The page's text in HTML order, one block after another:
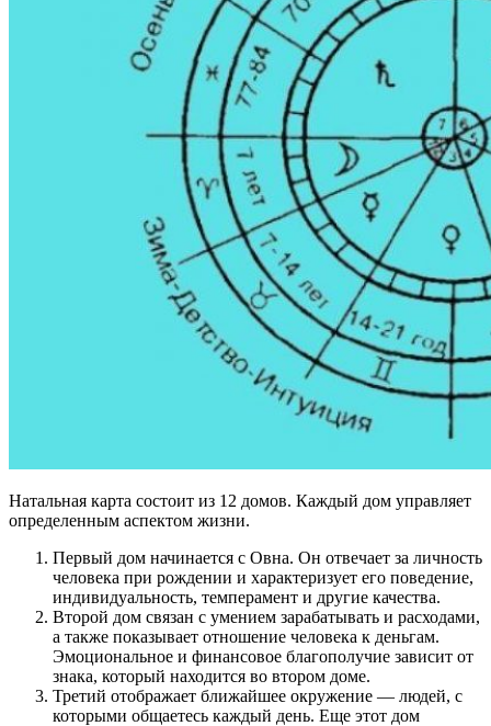
Натальная карта состоит из 12 домов. Каждый дом управляет
определенным аспектом жизни.
Первый дом начинается с Овна. Он отвечает за личность
человека при рождении и характеризует его поведение,
индивидуальность, темперамент и другие качества.
Второй дом связан с умением зарабатывать и расходами,
а также показывает отношение человека к деньгам.
Эмоциональное и финансовое благополучие зависит от
знака, который находится во втором доме.
Третий отображает ближайшее окружение — людей, с
которыми общаетесь каждый день. Еще этот дом